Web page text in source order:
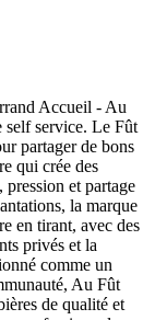
Accueil - Au
self service. Le Fût
partager de bons
qui crée des
pression et partage
la marque
en tirant, avec des
privés et la
comme un
Au Fût
de qualité et